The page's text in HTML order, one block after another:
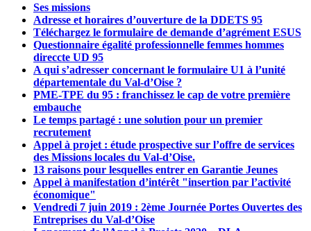
Ses missions
Adresse et horaires d’ouverture de la DDETS 95
Téléchargez le formulaire de demande d’agrément ESUS
Questionnaire égalité professionnelle femmes hommes
direccte UD 95
A qui s’adresser concernant le formulaire U1 à l’unité
départementale du Val-d’Oise ?
PME-TPE du 95 : franchissez le cap de votre première
embauche
Le temps partagé : une solution pour un premier
recrutement
Appel à projet : étude prospective sur l’offre de services
des Missions locales du Val-d’Oise.
13 raisons pour lesquelles entrer en Garantie Jeunes
Appel à manifestation d’intérêt "insertion par l’activité
économique"
Vendredi 7 juin 2019 : 2ème Journée Portes Ouvertes des
Entreprises du Val-d’Oise